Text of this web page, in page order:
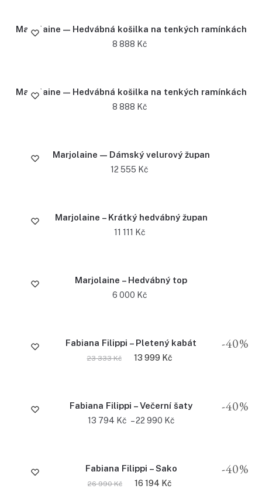
Marjolaine — Hedvábná košilka na tenkých ramínkách
8 888 Kč
Marjolaine — Hedvábná košilka na tenkých ramínkách
8 888 Kč
Marjolaine — Dámský velurový župan
12 555 Kč
Marjolaine – Krátký hedvábný župan
11 111 Kč
Marjolaine – Hedvábný top
6 000 Kč
-40%
Fabiana Filippi – Pletený kabát
23 333Kč 13 999 Kč
-40%
Fabiana Filippi – Večerní šaty
13 794 Kč –22 990 Kč
-40%
Fabiana Filippi – Sako
26 990Kč 16 194 Kč